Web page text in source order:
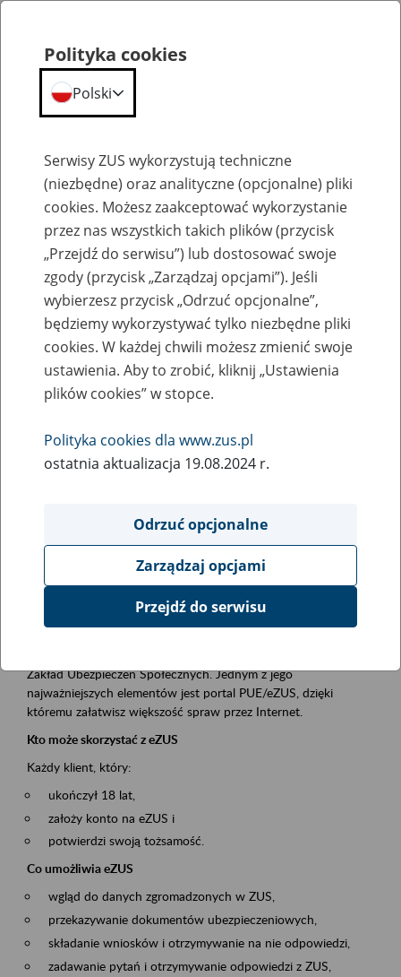
Szkolenia
Zaproś ZUS do siebie - zakładanie profili
eZUS w siedzibie Twojej firmy
Rodzaj wydarzenia
Szkolenia
Obszar merytoryczny
obsługa klientów
Opis wydarzenia
Platforma Usług Elektronicznych ZUS eZUS
Zakład Ubezpieczeń Społecznych. Jednym z jego
najważniejszych elementów jest portal PUE/eZUS, dzięki
któremu załatwisz większość spraw przez Internet.
Kto może skorzystać z eZUS
Każdy klient, który:
ukończył 18 lat,
założy konto na eZUS i
potwierdzi swoją tożsamość.
Co umożliwia eZUS
wgląd do danych zgromadzonych w ZUS,
przekazywanie dokumentów ubezpieczeniowych,
składanie wniosków i otrzymywanie na nie odpowiedzi,
zadawanie pytań i otrzymywanie odpowiedzi z ZUS,
Polityka cookies
Polski
Serwisy ZUS wykorzystują techniczne
(niezbędne) oraz analityczne (opcjonalne) pliki
cookies. Możesz zaakceptować wykorzystanie
przez nas wszystkich takich plików (przycisk
„Przejdź do serwisu”) lub dostosować swoje
zgody (przycisk „Zarządzaj opcjami”). Jeśli
wybierzesz przycisk „Odrzuć opcjonalne”,
będziemy wykorzystywać tylko niezbędne pliki
cookies. W każdej chwili możesz zmienić swoje
ustawienia. Aby to zrobić, kliknij „Ustawienia
plików cookies” w stopce.
Polityka cookies dla www.zus.pl
ostatnia aktualizacja 19.08.2024 r.
Odrzuć opcjonalne
Zarządzaj opcjami
Przejdź do serwisu